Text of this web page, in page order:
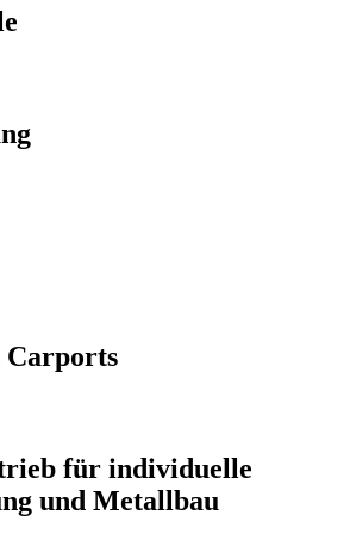
Carports
für individuelle
und Metallbau